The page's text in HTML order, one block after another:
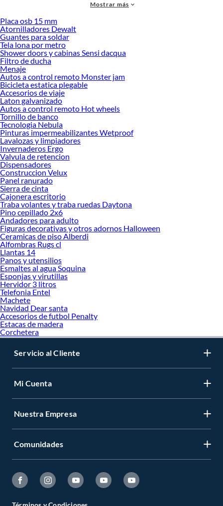
accesorios de calidad que te ayudarán a crear un espacio más tú.
Desde remodelaciones hasta proyectos de decoración, estamos aquí para hacer
tus ideas realidad. ¡Visítanos y encuentra todo lo que tenemos para ofrecerte en
Ollas!
Explora la variedad de productos de Ollas en Sodimac
Herramientas, materiales y accesorios de calidad para tus proyectos y
renovación de espacios. ¡Visítanos y descubre todo lo que tenemos para
ofrecerte!
Encuentra una amplia variedad de productos de Ollas en Sodimac. Encuentra
todo lo necesario para tus proyectos de renovación y decoración. ¡Visítanos y
haz tus ideas realidad!
Mostrar más
Placa osb 15 mm
Atornilladores Dewalt
Guantes para soldar
Tela lona por metro
Shower doors y cabinas Sensi dacqua
Filtro de ducha
Menaje
Autos a control remoto Monster jam
Bicicleta estatica plegable
Accesorios de viaje
Laton galvanizado
Autos a control remoto Hot wheels
Tornillo de banco
Tecnologia Nebula
Pinturas impermeabilizantes Wetproof
Lavalozas y limpiadores
Invernaderos Ergo
Valvula de retencion
Dispensadores
Construccion Velux
Panel ranurado
Sierra de cinta
Cajonera escritorio
Traba volantes y traba ruedas Daytona
Pino cepillado 2x6
Andadores para adulto
Figuras decorativas y otros adornos Halloween
Ceramicas de piso Alberdi
Alfombras Rugs cl
Llantas 14
Panos y utensilios
Esmaltes al agua Soquina
Esponjas y virutillas
Hervidor 3 litros
Telefonia Entel
Machete
Navidad Dear santa
Accesorios de futbol Penalty
Estacas de madera
Corchetera
Servicio al Cliente
Mi Cuenta
Nuestra Empresa
Comunidades